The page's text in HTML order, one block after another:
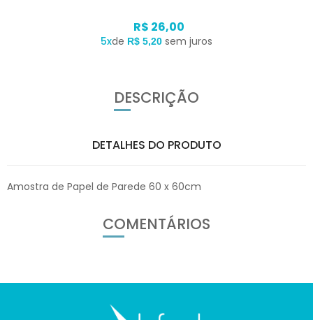
R$ 26,00
5xde R$ 5,20 sem juros
DESCRIÇÃO
DETALHES DO PRODUTO
Amostra de Papel de Parede 60 x 60cm
COMENTÁRIOS